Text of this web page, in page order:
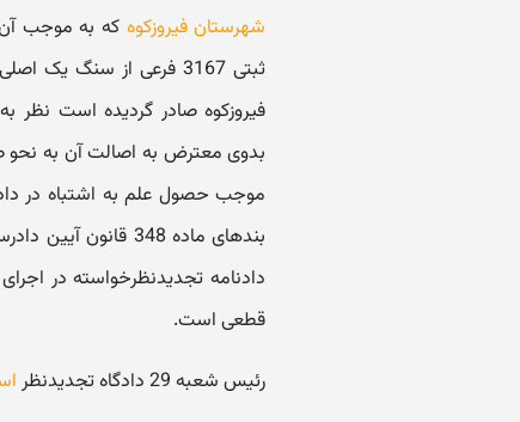
شهرستان فیروزکوه که به موجب
فیروزکوه صادر گردیده است نظر
بدوی معترض به اصالت آن به
موجب حصول علم به اشتباه در
بندهای ماده 348
قطعی است.
رئیس شعبه 29 دادگاه تجدیدنظر